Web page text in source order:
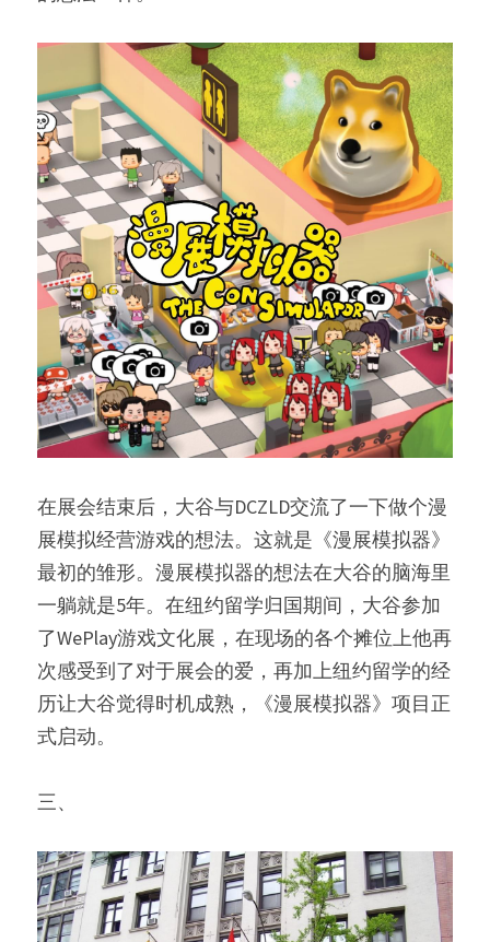
在展会结束后，大谷与DCZLD交流了一下做个漫
展模拟经营游戏的想法。这就是《漫展模拟器》
最初的雏形。漫展模拟器的想法在大谷的脑海里
一躺就是5年。在纽约留学归国期间，大谷参加
了WePlay游戏文化展，在现场的各个摊位上他再
次感受到了对于展会的爱，再加上纽约留学的经
历让大谷觉得时机成熟，《漫展模拟器》项目正
式启动。
三、